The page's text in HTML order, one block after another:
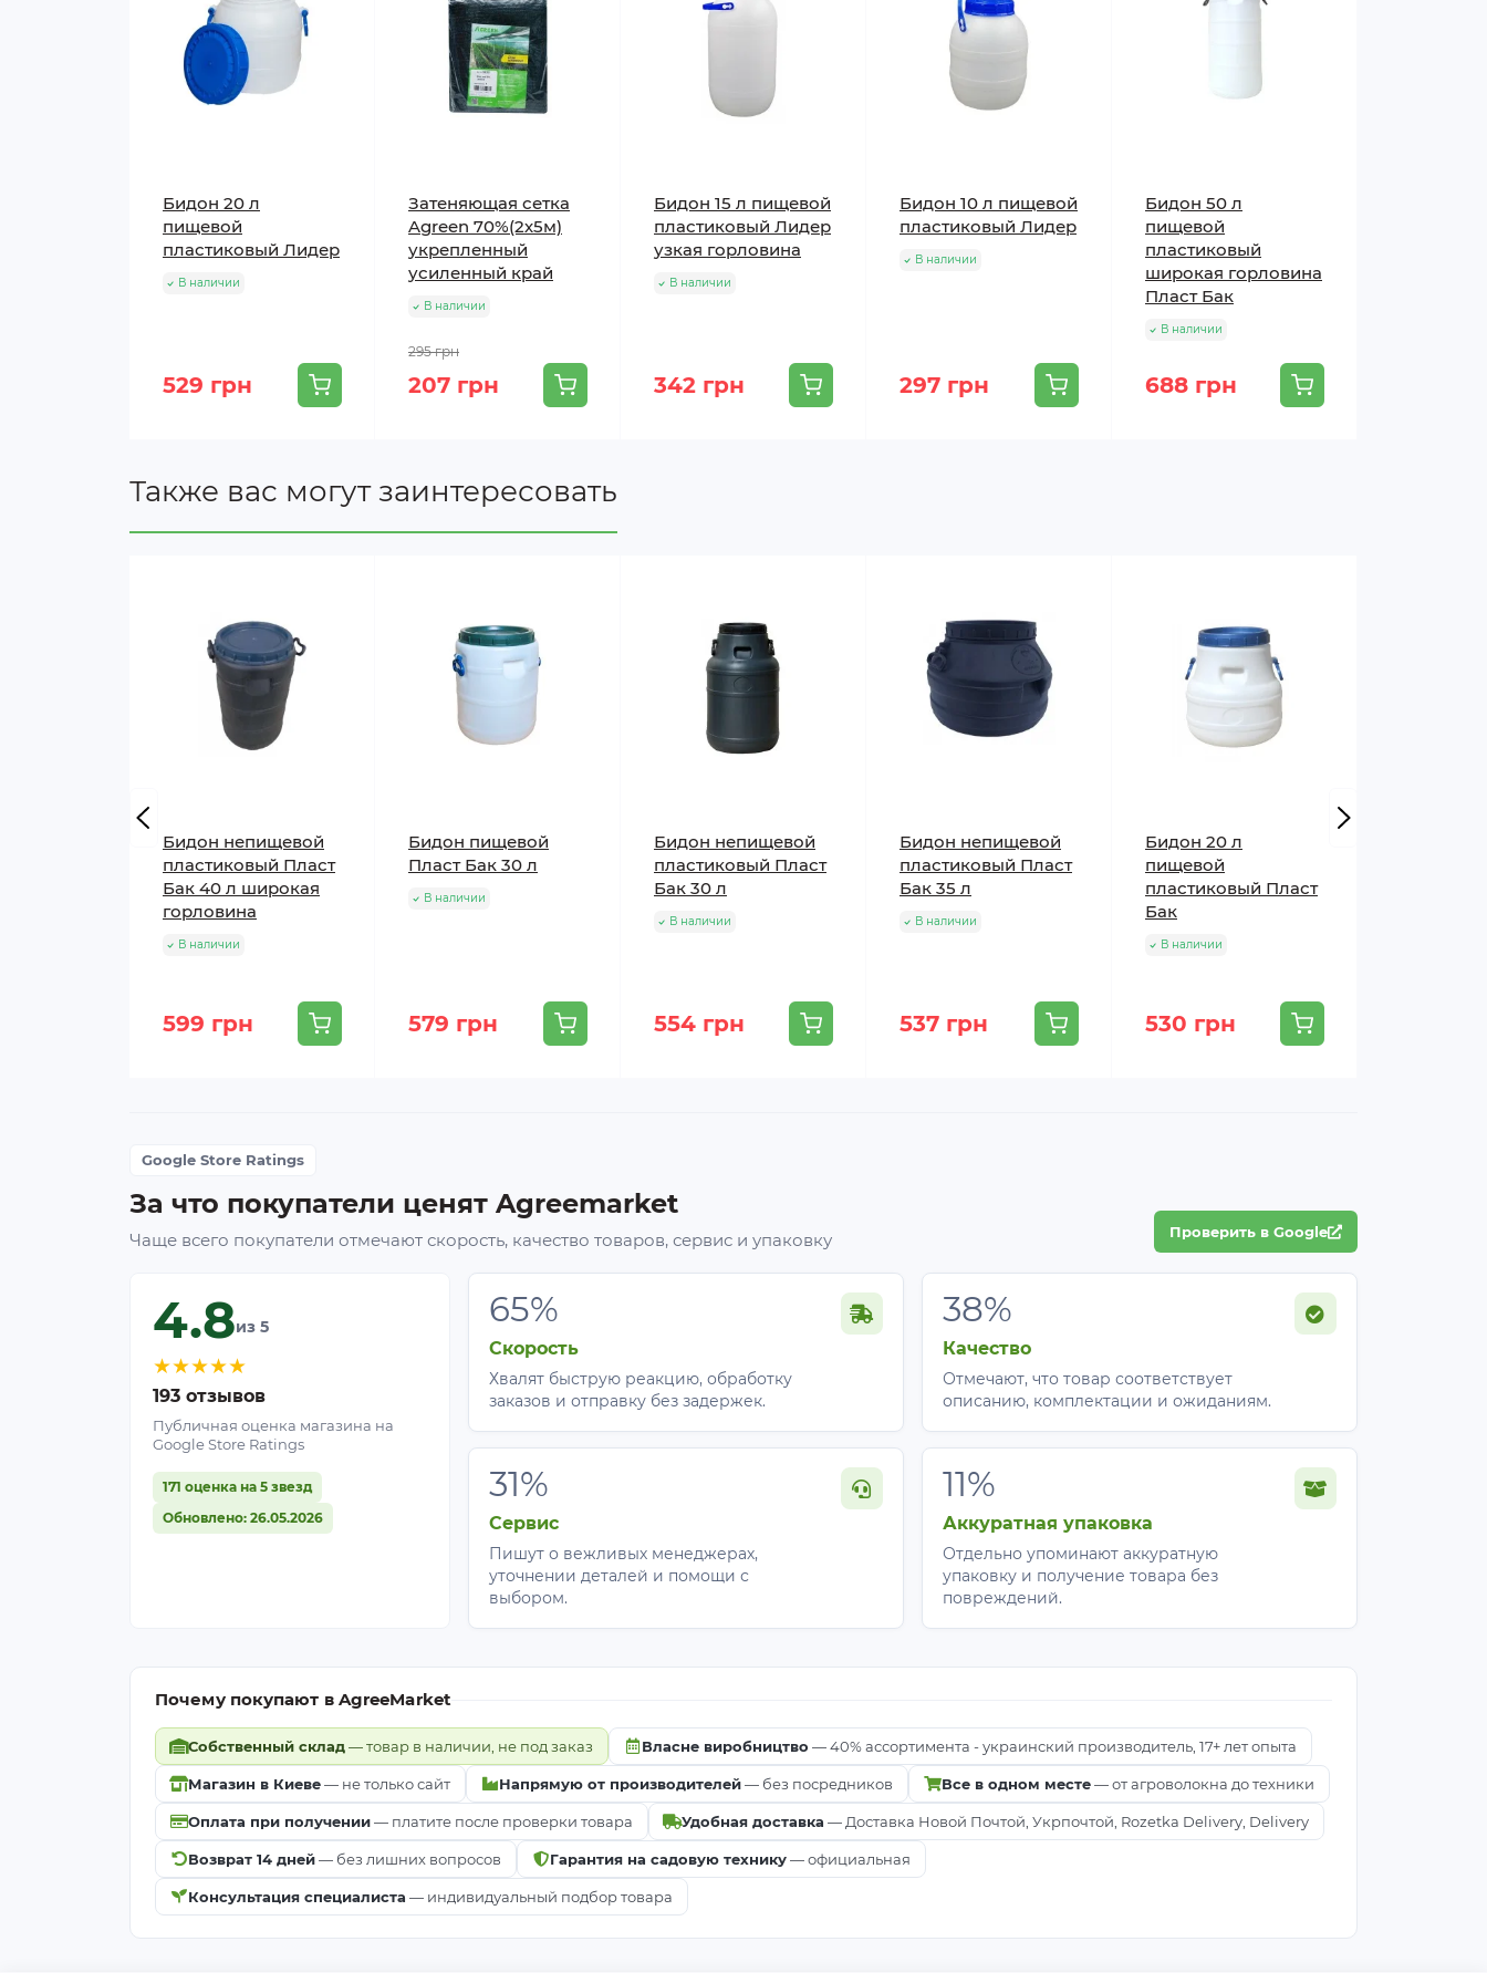
Бидон 20 л
пищевой
пластиковый Лидер
В наличии
529 грн
Затеняющая сетка
Agreen 70%(2х5м)
укрепленный
усиленный край
В наличии
295 грн
207 грн
Бидон 15 л пищевой
пластиковый Лидер
узкая горловина
В наличии
342 грн
Бидон 10 л пищевой
пластиковый Лидер
В наличии
297 грн
Бидон 50 л
пищевой
пластиковый
широкая горловина
Пласт Бак
В наличии
688 грн
Также вас могут заинтересовать
Бидон непищевой
пластиковый Пласт
Бак 40 л широкая
горловина
В наличии
599 грн
Бидон пищевой
Пласт Бак 30 л
В наличии
579 грн
Бидон непищевой
пластиковый Пласт
Бак 30 л
В наличии
554 грн
Бидон непищевой
пластиковый Пласт
Бак 35 л
В наличии
537 грн
Бидон 20 л
пищевой
пластиковый Пласт
Бак
В наличии
530 грн
Google Store Ratings
За что покупатели ценят Agreemarket
Чаще всего покупатели отмечают скорость, качество товаров, сервис и упаковку Проверить в Google
4.8из 5
★★★★★
193 отзывов
Публичная оценка магазина на
Google Store Ratings
171 оценка на 5 звезд
Обновлено: 26.05.2026
65%
Скорость
Хвалят быструю реакцию, обработку
заказов и отправку без задержек.
38%
Качество
Отмечают, что товар соответствует
описанию, комплектации и ожиданиям.
31%
Сервис
Пишут о вежливых менеджерах,
уточнении деталей и помощи с
выбором.
11%
Аккуратная упаковка
Отдельно упоминают аккуратную
упаковку и получение товара без
повреждений.
Почему покупают в AgreeMarket
Собственный склад— товар в наличии, не под заказ Власне виробництво — 40% ассортимента - украинский производитель, 17+ лет опыта
Магазин в Киеве— не только сайт Напрямую от производителей— без посредников Все в одном месте— от агроволокна до техники
Оплата при получении— платите после проверки товара Удобная доставка — Доставка Новой Почтой, Укрпочтой, Rozetka Delivery, Delivery
Возврат 14 дней— без лишних вопросов Гарантия на садовую технику— официальная
Консультация специалиста — индивидуальный подбор товара